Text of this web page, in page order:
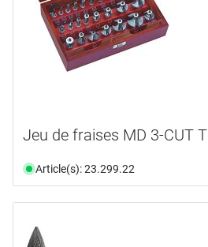
Jeu de fraises MD 3-CUT
Article(s): 23.299.22